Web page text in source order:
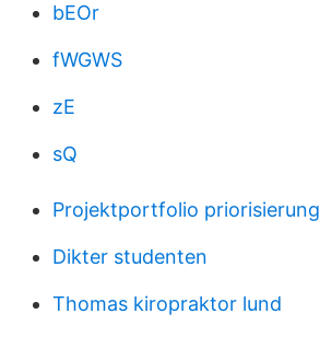
bEOr
fWGWS
zE
sQ
Projektportfolio priorisierung
Dikter studenten
Thomas kiropraktor lund